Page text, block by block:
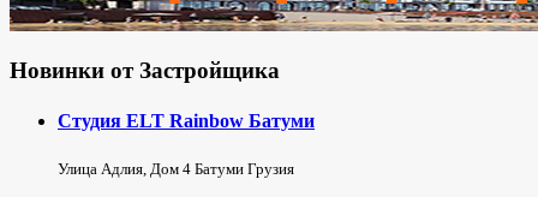
Новинки от Застройщика
Студия ELT Rainbow Батуми
Улица Адлия, Дом 4 Батуми Грузия